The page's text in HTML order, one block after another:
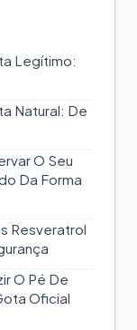
Legítimo:
Natural: De
O Seu
Da Forma
Resveratrol
O Pé De
Oficial